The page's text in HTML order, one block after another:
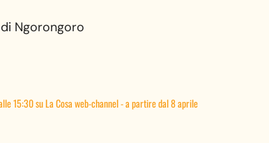
Ngorongoro
15:30 su La Cosa web-channel - a partire dal 8 aprile